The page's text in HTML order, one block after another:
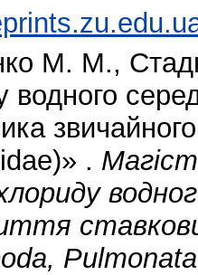
М. М.,
водного
.